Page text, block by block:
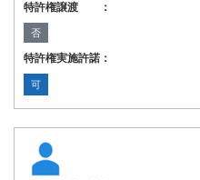
特許権譲渡 ：
否
特許権実施許諾：
可